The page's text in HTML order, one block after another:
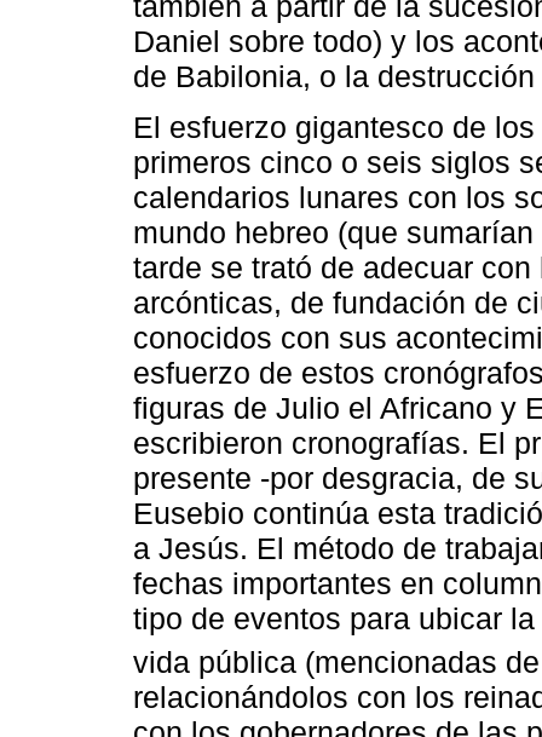
Daniel sobre todo) y los
de Babilonia, o la
El esfuerzo gigantesco de
primeros cinco o seis siglos
calendarios lunares con los
mundo hebreo (que
tarde se trató de adecuar
arcónticas, de fundación de
conocidos con sus
esfuerzo de estos
figuras de Julio el Africano y
escribieron cronografías. El
presente -por desgracia, de
Eusebio continúa esta
a Jesús. El método de
fechas importantes en
tipo de eventos para ubicar
vida pública (mencionadas
relacionándolos con los